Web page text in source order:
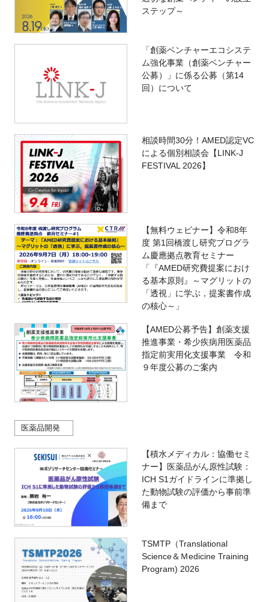
ステップ～
「創薬ベンチャーエコシステ
ム強化事業（創薬ベンチャー
公募）」に係る公募（第14
回）について
相談時間30分！AMED認定VC
による個別相談会【LINK-J
FESTIVAL 2026】
【無料ウェビナー】令和8年
度 第1回橋渡し研究プログラ
ム慶應拠点教育セミナー
「『AMED研究費提案におけ
る基本原則』～マグリットの
「透視」に学ぶ，提案書作成
の核心～」
【AMED公募予告】創薬支援
推進事業・希少疾病用医薬品
指定前実用化支援事業 令和
９年度公募のご案内
医薬品開発
【積水メディカル：協働セミ
ナー】医薬品がん原性試験：
ICH S1ガイドラインに準拠し
た動物試験の評価から事前準
備まで
TSMTP（Translational
Science＆Ｍedicine Training
Program) 2026